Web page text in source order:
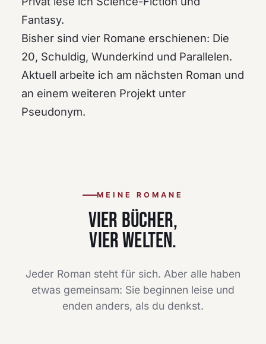
Fantasy.
Bisher sind vier Romane erschienen: Die
20, Schuldig, Wunderkind und Parallelen.
Aktuell arbeite ich am nächsten Roman und
an einem weiteren Projekt unter
Pseudonym.
MEINE ROMANE
VIER BÜCHER,
VIER WELTEN.
Jeder Roman steht für sich. Aber alle haben
etwas gemeinsam: Sie beginnen leise und
enden anders, als du denkst.